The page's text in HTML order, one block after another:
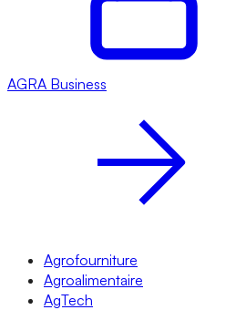
AGRA Business
Agrofourniture
Agroalimentaire
AgTech